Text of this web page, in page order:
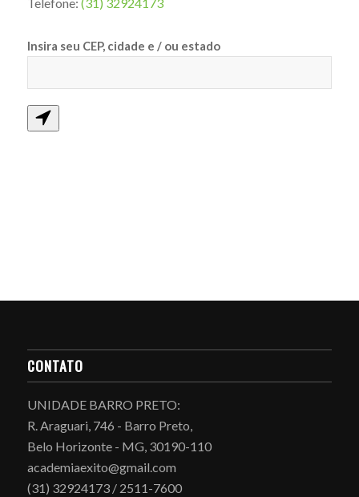
Insira seu CEP, cidade e / ou estado
CONTATO
UNIDADE BARRO PRETO:
R. Araguari, 746 - Barro Preto,
Belo Horizonte - MG, 30190-110
academiaexito@gmail.com
(31) 32924173 / 2511-7600